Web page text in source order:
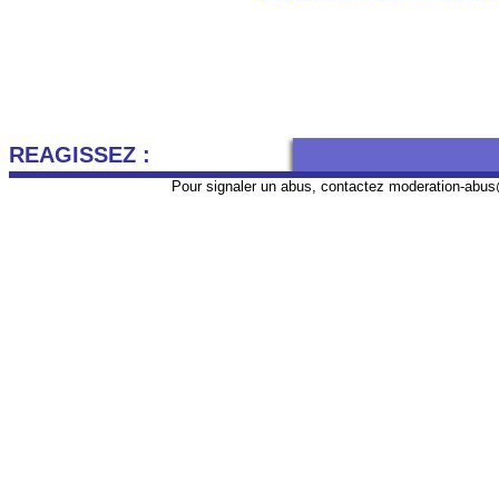
REAGISSEZ :
Pour signaler un abus, contactez moderation-